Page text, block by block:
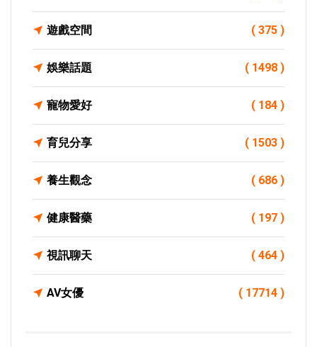
遊戲空間 ( 375 )
娛樂話題 ( 1498 )
寵物愛好 ( 184 )
育兒分享 ( 1503 )
養生觀念 ( 686 )
健康醫藥 ( 197 )
視訊聊天 ( 464 )
AV女優 ( 17714 )